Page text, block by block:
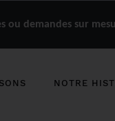
ou demandes sur
NOTRE